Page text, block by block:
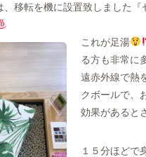
、移転を機に設置致しました『
これが足湯
る方も非常に
遠赤外線で熱
クボールで、
効果があると
１５分ほどで